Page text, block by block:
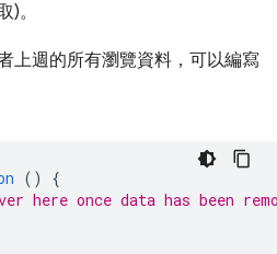
)。
上週的所有瀏覽資料，可以編寫
()
{
here once data has been